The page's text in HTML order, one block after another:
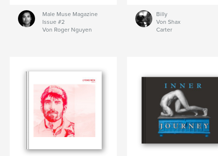
Male Muse Magazine
Issue #2
Von Roger Nguyen
Billy
Von Shax
Carter